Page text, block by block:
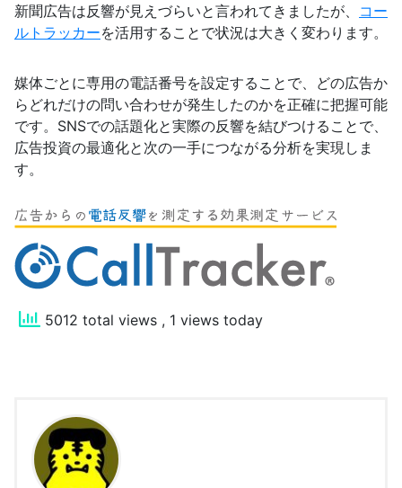
新聞広告は反響が見えづらいと言われてきましたが、 コー
ルトラッカーを活用することで状況は大きく変わります。
媒体ごとに専用の電話番号を設定することで、どの広告か
らどれだけの問い合わせが発生したのかを正確に把握可能
です。SNSでの話題化と実際の反響を結びつけることで、
広告投資の最適化と次の一手につながる分析を実現しま
す。
5012 total views , 1 views today